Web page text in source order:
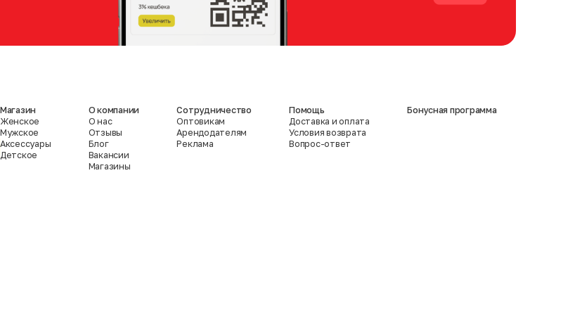
Магазин
Женское
Мужское
Аксессуары
Детское
О компании
О нас
Отзывы
Блог
Вакансии
Магазины
Сотрудничество
Оптовикам
Арендодателям
Реклама
Помощь
Доставка и оплата
Условия возврата
Вопрос-ответ
Бонусная программа